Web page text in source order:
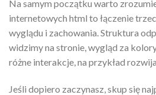
Na samym początku warto
internetowych html to łączenie
wyglądu i zachowania. Struktura
widzimy na stronie, wygląd za
różne interakcje, na przykład
Jeśli dopiero zaczynasz, skup się